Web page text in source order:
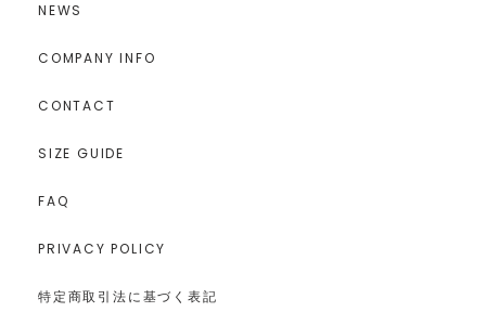
NEWS
COMPANY INFO
CONTACT
SIZE GUIDE
FAQ
PRIVACY POLICY
特定商取引法に基づく表記